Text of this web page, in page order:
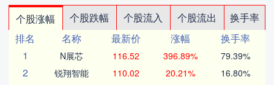
个股涨幅 个股跌幅 个股流入 个股流出
换手率
排名
名称 最新价 涨幅
换手率
1
N展芯 116.52 396.89% 79.39%
2 锐翔智能 110.02 20.21% 16.80%